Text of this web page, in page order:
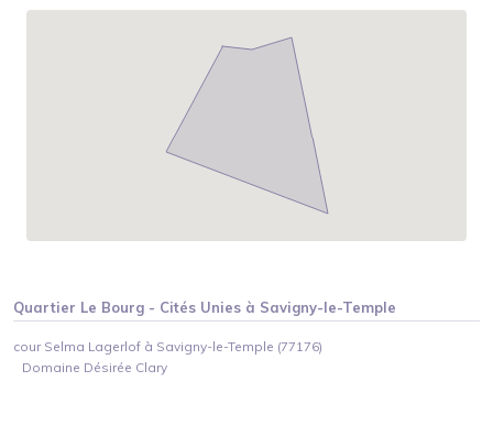
Quartier Le Bourg - Cités Unies à Savigny-le-Temple
cour Selma Lagerlof à Savigny-le-Temple (77176)
Domaine Désirée Clary